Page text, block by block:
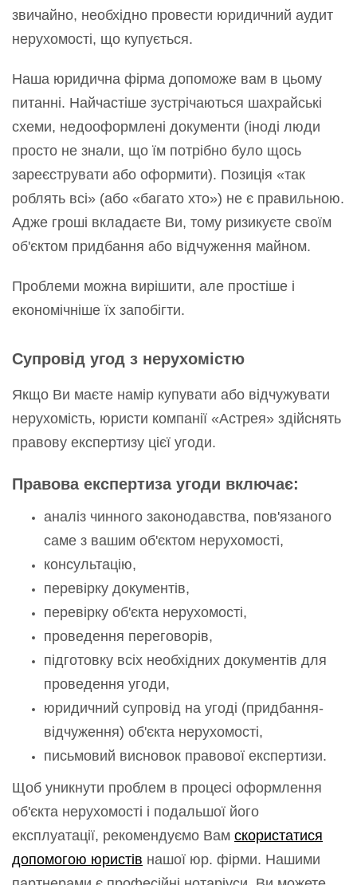
звичайно, необхідно провести юридичний аудит
нерухомості, що купується.
Наша юридична фірма допоможе вам в цьому
питанні. Найчастіше зустрічаються шахрайські
схеми, недооформлені документи (іноді люди
просто не знали, що їм потрібно було щось
зареєструвати або оформити). Позиція «так
роблять всі» (або «багато хто») не є правильною.
Адже гроші вкладаєте Ви, тому ризикуєте своїм
об'єктом придбання або відчуження майном.
Проблеми можна вирішити, але простіше і
економічніше їх запобігти.
Супровід угод з нерухомістю
Якщо Ви маєте намір купувати або відчужувати
нерухомість, юристи компанії «Астрея» здійснять
правову експертизу цієї угоди.
Правова експертиза угоди включає:
аналіз чинного законодавства, пов'язаного
саме з вашим об'єктом нерухомості,
консультацію,
перевірку документів,
перевірку об'єкта нерухомості,
проведення переговорів,
підготовку всіх необхідних документів для
проведення угоди,
юридичний супровід на угоді (придбання-
відчуження) об'єкта нерухомості,
письмовий висновок правової експертизи.
Щоб уникнути проблем в процесі оформлення
об'єкта нерухомості і подальшої його
експлуатації, рекомендуємо Вам скористатися
допомогою юристів нашої юр. фірми. Нашими